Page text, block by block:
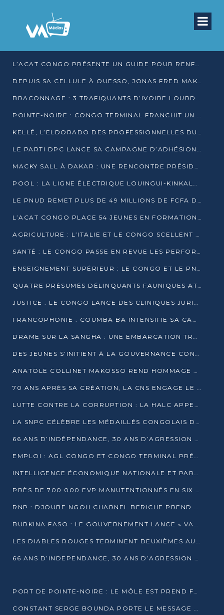
L’ACAT CONGO PRÉSENTE UN GUIDE POUR RENFORCER LES GARANTIES JUDICIAIRES EN GARDE À VUE
DEPUIS SA CELLULE À OUESSO, JONAS FRED MAKITA DÉNONCE CE QU’IL QUALIFIE DE DÉNI DE JUSTICE
BRACONNAGE : 3 TRAFIQUANTS D’IVOIRE LOURDEMENT CONDAMNÉS À DJAMBALA
POINTE-NOIRE : CONGO TERMINAL FRANCHIT UN CAP HISTORIQUE AVEC 99 MOUVEMENTS/HEURE
KELLÉ, L’ELDORADO DES PROFESSIONNELLES DU SEXE
LE PARTI DPC LANCE SA CAMPAGNE D’ADHÉSIONS ET VEUT STRUCTURER SA PRÉSENCE DANS LES 15 DÉPARTEMENTS
MACKY SALL À DAKAR : UNE RENCONTRE PRÉSIDENTIELLE QUI DIVISE L’OPINION SÉNÉGALAISE
POOL : LA LIGNE ÉLECTRIQUE LOUINGUI-KINKALA-BOKO MISE EN SERVICE
LE PNUD REMET PLUS DE 49 MILLIONS DE FCFA D’ÉQUIPEMENTS POUR ACCÉLÉRER LA NUMÉRISATION DU SYSTÈME DE SANTÉ
L’ACAT CONGO PLACE 54 JEUNES EN FORMATION PROFESSIONNELLE
AGRICULTURE : L’ITALIE ET LE CONGO SCELLENT UN PARTENARIAT POUR UNE PRODUCTION LOCALE DURABLE
SANTÉ : LE CONGO PASSE EN REVUE LES PERFORMANCES DE SES HÔPITAUX À MI-PARCOURS
ENSEIGNEMENT SUPÉRIEUR : LE CONGO ET LE PNUD VEULENT RAPPROCHER LA FORMATION UNIVERSITAIRE DES BESOINS DU MARCHÉ DE L’EMPLOI
QUATRE PRÉSUMÉS DÉLINQUANTS FAUNIQUES ATTENDUS DEVANT LA JUSTICE POUR TRAFIC D’IVOIRE
JUSTICE : LE CONGO LANCE DES CLINIQUES JURIDIQUES POUR RAPPROCHER LE DROIT DES CITOYENS
FRANCOPHONIE : COUMBA BA INTENSIFIE SA CAMPAGNE POUR LA SUCCESSION À LA TÊTE DE L’OIF
DRAME SUR LA SANGHA : UNE EMBARCATION TRANSPORTANT DES FIDÈLES DE « NZAMBÉ YA L’HUILE » FAIT NAUFRAGE À OUESSO
DES JEUNES S’INITIENT À LA GOUVERNANCE CONTINENTALE À BRAZZAVILLE
ANATOLE COLLINET MAKOSSO REND HOMMAGE À JEAN-PAUL PIGASSE
70 ANS APRÈS SA CRÉATION, LA CNS ENGAGE LE VIRAGE DE LA DIGITALISATION
LUTTE CONTRE LA CORRUPTION : LA HALC APPELLE À PASSER DES DISCOURS AUX ACTES
LA SNPC CÉLÈBRE LES MÉDAILLÉS CONGOLAIS DES OLYMPIADES PANAFRICAINES DE MATHÉMATIQUES 2026
66 ANS D’INDÉPENDANCE, 30 ANS D’AGRESSION RWANDAISE : 4 PRÉSIDENCES, UN ÉCHEC COLLECTIF
EMPLOI : AGL CONGO ET CONGO TERMINAL PRÉSÉLECTIONNENT PLUS DE 70 JEUNES À POINTE-NOIRE
INTELLIGENCE ÉCONOMIQUE NATIONALE ET PARTENARIATS INTERNATIONAUX : VERS UNE DOCTRINE SOUVERAINE DE SÉCURITÉ ÉCONOMIQUE
PRÈS DE 700 000 EVP MANUTENTIONNÉS EN SIX MOIS PAR CONGO TERMINAL
RNP : DJOUBE NGOH CHARNEL BERICHE PREND LES RÊNES DU PARTI
BURKINA FASO : LE GOUVERNEMENT LANCE « VACANCES UTILES 2026 » POUR FORMER LES ÉLÈVES À 15 MÉTIERS
LES DIABLES ROUGES TERMINENT DEUXIÈMES AU CHAMPIONNAT D’AFRIQUE ZONE 3
66 ANS D’INDEPENDANCE, 30 ANS D’AGRESSION RWAN DAISE : 4 PRESIDENCES, UN ECHEC COLLECTIF
PORT DE POINTE-NOIRE : LE MÔLE EST PREND FORME ET VISE LES GÉANTS DES MERS
CONSTANT SERGE BOUNDA PORTE LE MESSAGE DE COMPASSION DE DENIS SASSOU NGUESSO EN IRAN